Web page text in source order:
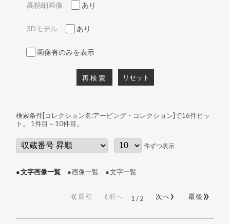
高精細画像 あり
3Dモデル あり
画像有のみを表示
再検索 リセット
検索条件[コレクション名:アービング・コレクション]で16件ヒッ
ト 。 1件目～10件目 。
件ずつ表示
文字画像一覧 画像一覧 文字一覧
«最初 ‹前へ 1 /2 次へ› 最後 »